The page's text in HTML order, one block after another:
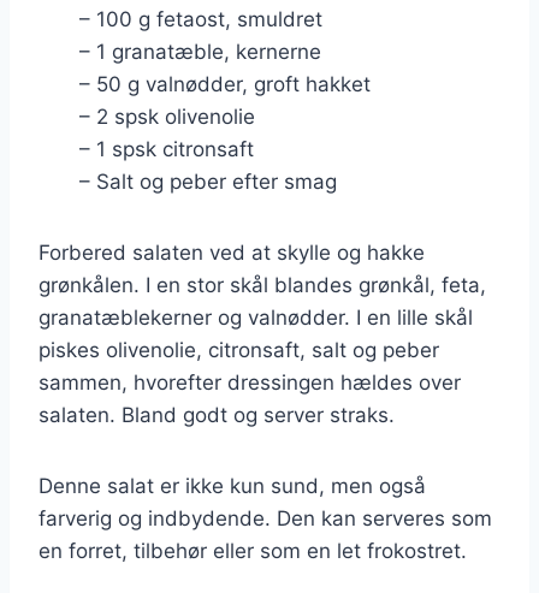
– 100 g fetaost, smuldret
– 1 granatæble, kernerne
– 50 g valnødder, groft hakket
– 2 spsk olivenolie
– 1 spsk citronsaft
– Salt og peber efter smag
Forbered salaten ved at skylle og hakke
grønkålen. I en stor skål blandes grønkål, feta,
granatæblekerner og valnødder. I en lille skål
piskes olivenolie, citronsaft, salt og peber
sammen, hvorefter dressingen hældes over
salaten. Bland godt og server straks.
Denne salat er ikke kun sund, men også
farverig og indbydende. Den kan serveres som
en forret, tilbehør eller som en let frokostret.